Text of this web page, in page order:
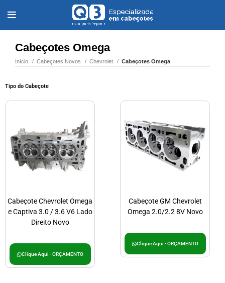
Cabeçotes Omega
Início Cabeçotes Novos Chevrolet Cabeçotes Omega
Tipo do Cabeçote
Cabeçote Chevrolet Omega
e Captiva 3.0 / 3.6 V6 Lado
Direito Novo
Clique Aqui - ORÇAMENTO
Cabeçote GM Chevrolet
Omega 2.0/2.2 8V Novo
Clique Aqui - ORÇAMENTO